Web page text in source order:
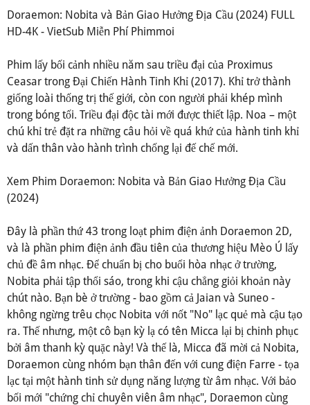
Doraemon: Nobita và Bản Giao Hưởng Địa Cầu (2024) FULL
HD-4K - VietSub Miễn Phí Phimmoi
Phim lấy bối cảnh nhiều năm sau triều đại của Proximus
Ceasar trong Đại Chiến Hành Tinh Khỉ (2017). Khỉ trở thành
giống loài thống trị thế giới, còn con người phải khép mình
trong bóng tối. Triều đại độc tài mới được thiết lập. Noa – một
chú khỉ trẻ đặt ra những câu hỏi về quá khứ của hành tinh khỉ
và dấn thân vào hành trình chống lại đế chế mới.
Xem Phim Doraemon: Nobita và Bản Giao Hưởng Địa Cầu
(2024)
Đây là phần thứ 43 trong loạt phim điện ảnh Doraemon 2D,
và là phần phim điện ảnh đầu tiên của thương hiệu Mèo Ú lấy
chủ đề âm nhạc. Để chuẩn bị cho buổi hòa nhạc ở trường,
Nobita phải tập thổi sáo, trong khi cậu chẳng giỏi khoản này
chút nào. Bạn bè ở trường - bao gồm cả Jaian và Suneo -
không ngừng trêu chọc Nobita với nốt "No" lạc quẻ mà cậu tạo
ra. Thế nhưng, một cô bạn kỳ lạ có tên Micca lại bị chinh phục
bởi âm thanh kỳ quặc này! Và thế là, Micca đã mời cả Nobita,
Doraemon cùng nhóm bạn thân đến với cung điện Farre - tọa
lạc tại một hành tinh sử dụng năng lượng từ âm nhạc. Với bảo
bối mới "chứng chỉ chuyên viên âm nhạc", Doraemon cùng